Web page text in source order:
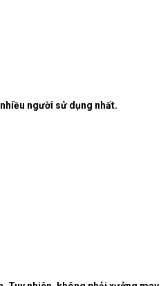
người sử dụng nhất.